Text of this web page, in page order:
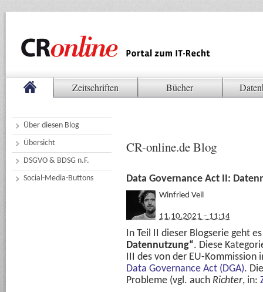
Zeitschriften Bücher
Über diesen Blog
Übersicht
DSGVO & BDSG n.F.
Social-Media-Buttons
CR-online.de Blog
Data Governance Act II:
Winfried Veil
11.10.2021 – 11:14
In Teil II dieser Blogserie geht
Datennutzung“. Diese
III des von der EU-Kommission
Data Governance Act (DGA).
Probleme (vgl. auch Richter, in: